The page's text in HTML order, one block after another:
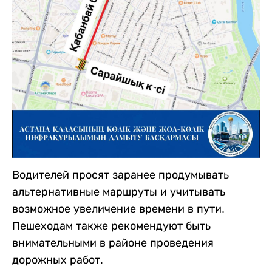
Водителей просят заранее продумывать
альтернативные маршруты и учитывать
возможное увеличение времени в пути.
Пешеходам также рекомендуют быть
внимательными в районе проведения
дорожных работ.